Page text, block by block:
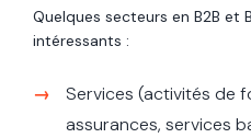
Quelques secteurs en B2B et
intéressants :
Services (activités de
assurances, services